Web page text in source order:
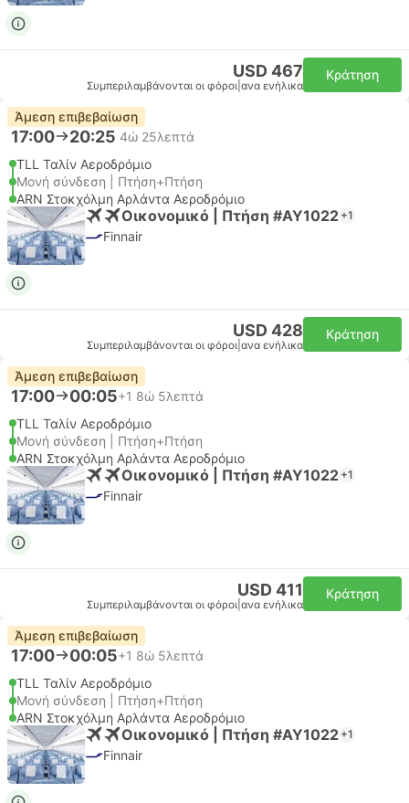
USD 467
Συμπεριλαμβάνονται οι φόροι ανα ενήλικα
Κράτηση
Άμεση επιβεβαίωση
17:00 20:25 4ώ 25λεπτά
TLL Ταλίν Αεροδρόμιο
Μονή σύνδεση | Πτήση+Πτήση
ARN Στοκχόλμη Αρλάντα Αεροδρόμιο
Οικονομικό | Πτήση #AY1022 +1
Finnair
USD 428
Συμπεριλαμβάνονται οι φόροι ανα ενήλικα
Κράτηση
Άμεση επιβεβαίωση
17:00 00:05+1 8ώ 5λεπτά
TLL Ταλίν Αεροδρόμιο
Μονή σύνδεση | Πτήση+Πτήση
ARN Στοκχόλμη Αρλάντα Αεροδρόμιο
Οικονομικό | Πτήση #AY1022 +1
Finnair
USD 411
Συμπεριλαμβάνονται οι φόροι ανα ενήλικα
Κράτηση
Άμεση επιβεβαίωση
17:00 00:05+1 8ώ 5λεπτά
TLL Ταλίν Αεροδρόμιο
Μονή σύνδεση | Πτήση+Πτήση
ARN Στοκχόλμη Αρλάντα Αεροδρόμιο
Οικονομικό | Πτήση #AY1022 +1
Finnair